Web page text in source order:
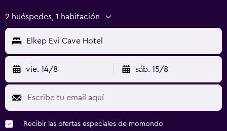
2 huéspedes, 1 habitación
Elkep Evi Cave Hotel
vie. 14/8 sáb. 15/8
Recibir las ofertas especiales de momondo